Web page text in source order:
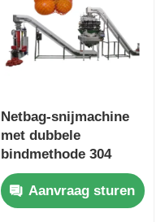
Netbag-snijmachine
met dubbele
bindmethode 304
roestvrij staal
Aanvraag sturen